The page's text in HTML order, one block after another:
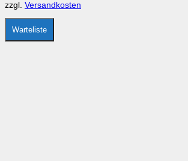
können
auf
der
Produktseite
gewählt
zzgl. Versandkosten
Warteliste